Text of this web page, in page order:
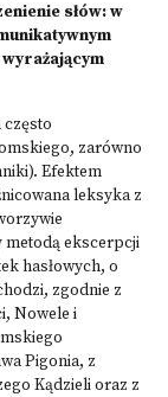
słów: w
często
zarówno
Efektem
leksyka z
metodą ekscerpcji
hasłowych, o
zgodnie z
Nowele i
Pigonia, z
Kądzieli oraz z